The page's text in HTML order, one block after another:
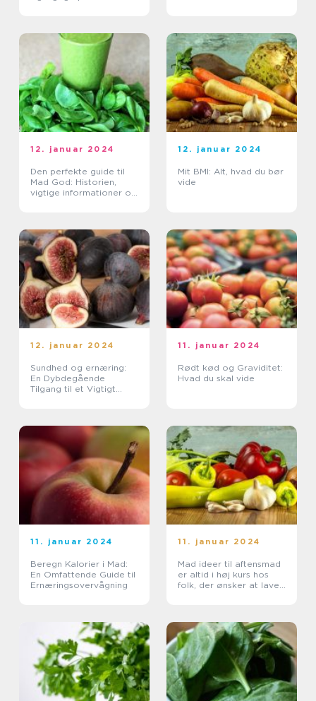
12. januar 2024
Den perfekte guide til
Mad God: Historien,
vigtige informationer og
12. januar 2024
Mit BMI: Alt, hvad du bør
vide
12. januar 2024
Sundhed og ernæring:
En Dybdegående
Tilgang til et Vigtigt
11. januar 2024
Rødt kød og Graviditet:
Hvad du skal vide
11. januar 2024
Beregn Kalorier i Mad:
En Omfattende Guide til
Ernæringsovervågning
11. januar 2024
Mad ideer til aftensmad
er altid i høj kurs hos
folk, der ønsker at lave
selv